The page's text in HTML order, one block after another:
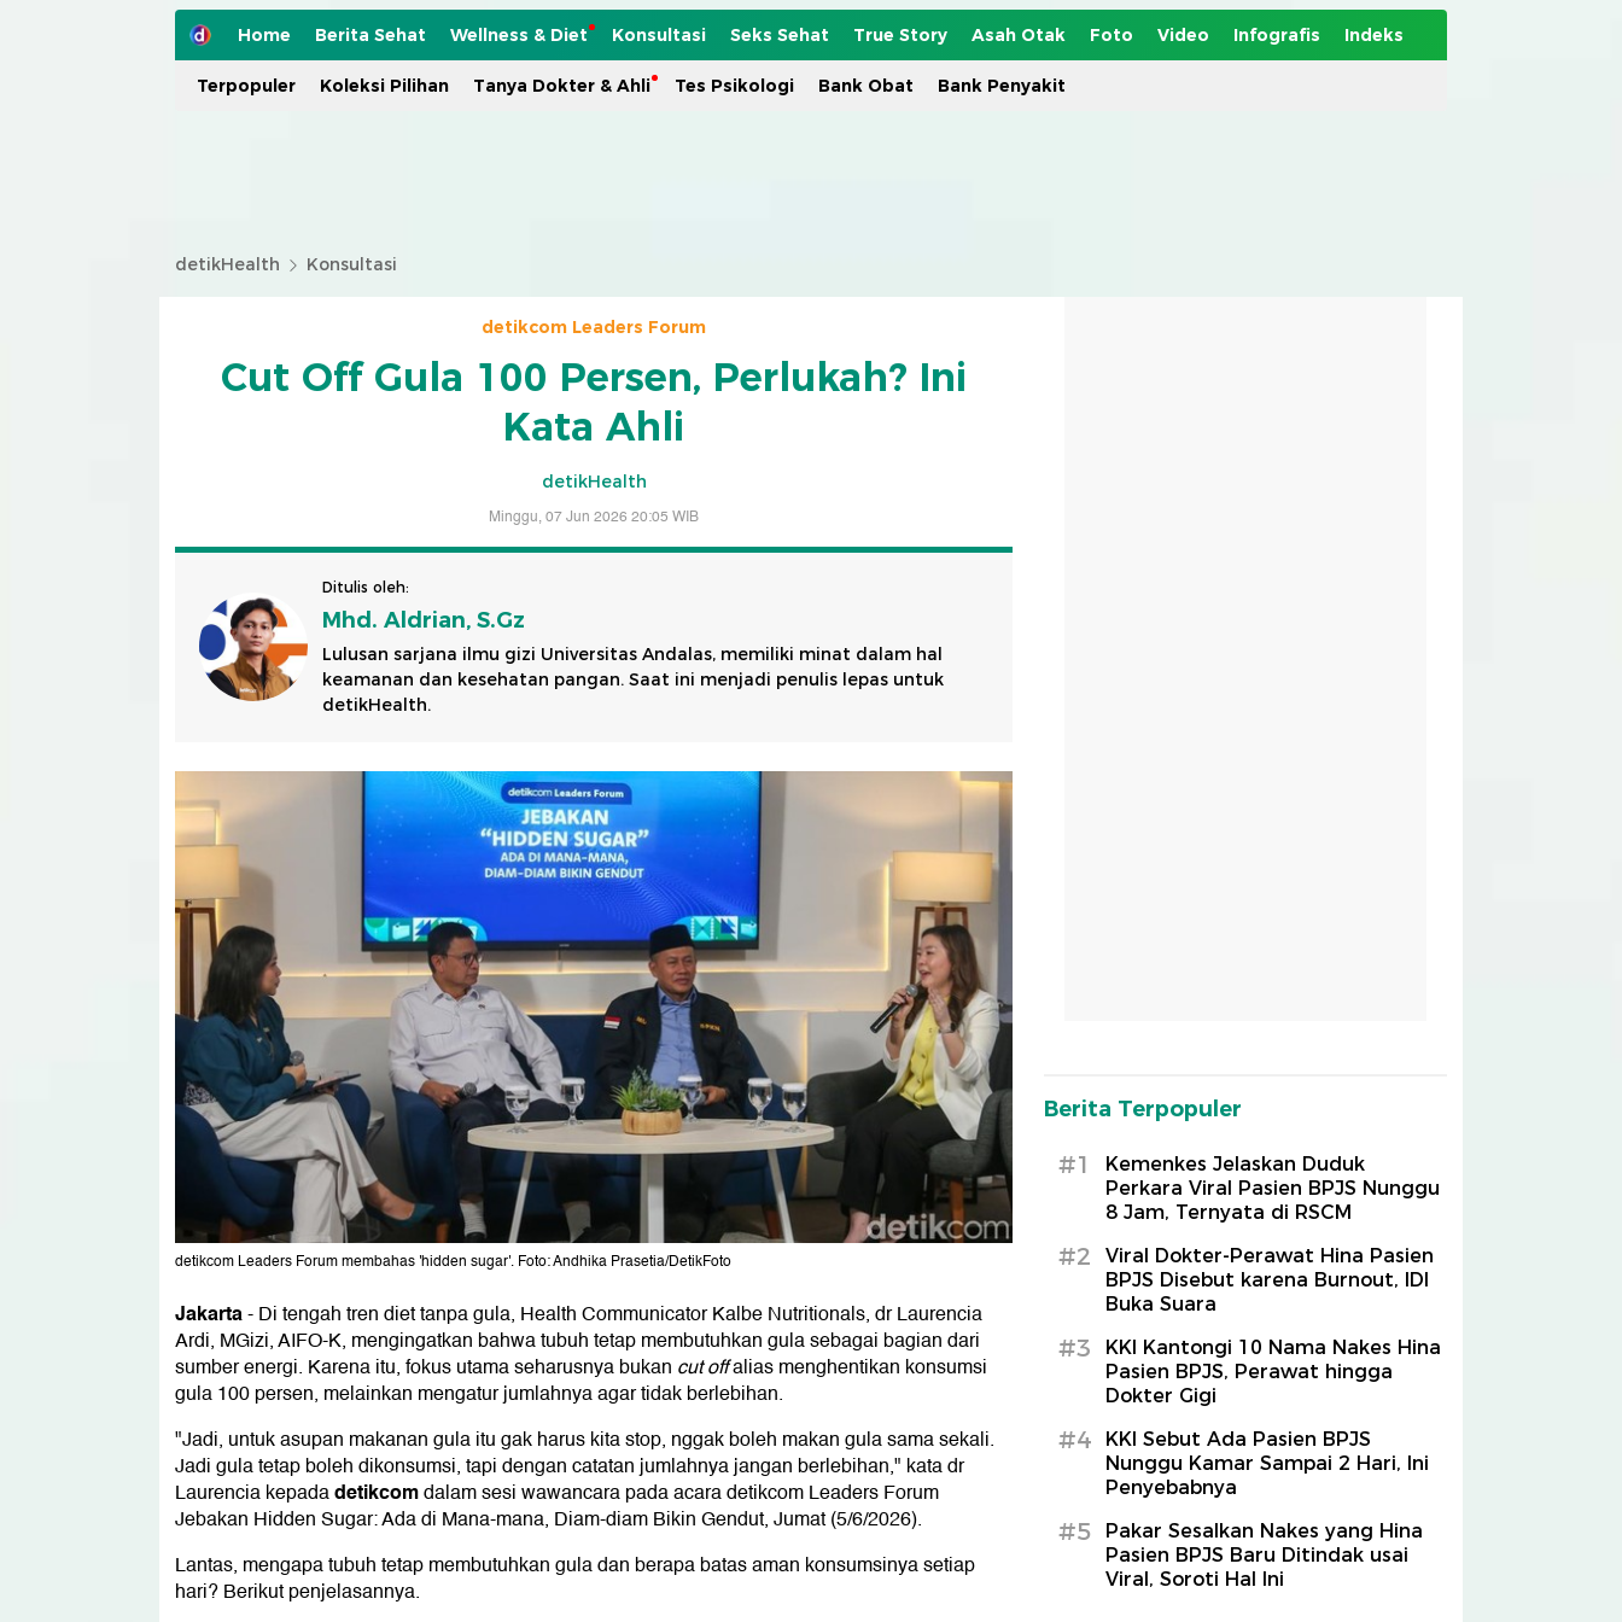
Home Berita Sehat Wellness & Diet Konsultasi Seks Sehat True Story Asah Otak Foto Video Infografis Indeks
Terpopuler Koleksi Pilihan Tanya Dokter & Ahli Tes Psikologi Bank Obat Bank Penyakit
detikHealth Konsultasi
detikcom Leaders Forum
Cut Off Gula 100 Persen, Perlukah? Ini
Kata Ahli
detikHealth
Minggu, 07 Jun 2026 20:05 WIB
Ditulis oleh:
Mhd. Aldrian, S.Gz
Lulusan sarjana ilmu gizi Universitas Andalas, memiliki minat dalam hal
keamanan dan kesehatan pangan. Saat ini menjadi penulis lepas untuk
detikHealth.
detikcom Leaders Forum membahas 'hidden sugar'. Foto: Andhika Prasetia/DetikFoto
Jakarta-Di tengah tren diet tanpa gula, Health Communicator Kalbe Nutritionals, dr Laurencia
Ardi, MGizi, AIFO-K, mengingatkan bahwa tubuh tetap membutuhkan gula sebagai bagian dari
sumber energi. Karena itu, fokus utama seharusnya bukan cut offalias menghentikan konsumsi
gula 100 persen, melainkan mengatur jumlahnya agar tidak berlebihan.
"Jadi, untuk asupan makanan gula itu gak harus kita stop, nggak boleh makan gula sama sekali.
Jadi gula tetap boleh dikonsumsi, tapi dengan catatan jumlahnya jangan berlebihan," kata dr
Laurencia kepadadetikcomdalam sesi wawancara pada acara detikcom Leaders Forum
Jebakan Hidden Sugar: Ada di Mana-mana, Diam-diam Bikin Gendut, Jumat (5/6/2026).
Lantas, mengapa tubuh tetap membutuhkan gula dan berapa batas aman konsumsinya setiap
hari? Berikut penjelasannya.
Berita Terpopuler
#1
Kemenkes Jelaskan Duduk
Perkara Viral Pasien BPJS Nunggu
8 Jam, Ternyata di RSCM
#2
Viral Dokter-Perawat Hina Pasien
BPJS Disebut karena Burnout, IDI
Buka Suara
#3
KKI Kantongi 10 Nama Nakes Hina
Pasien BPJS, Perawat hingga
Dokter Gigi
#4
KKI Sebut Ada Pasien BPJS
Nunggu Kamar Sampai 2 Hari, Ini
Penyebabnya
#5
Pakar Sesalkan Nakes yang Hina
Pasien BPJS Baru Ditindak usai
Viral, Soroti Hal Ini